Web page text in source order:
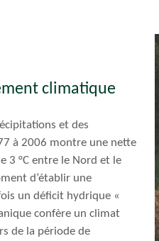
climatique
et des
à 2006 montre une nette
3 °C entre le Nord et le
d’établir une
un déficit hydrique «
confère un climat
de la période de